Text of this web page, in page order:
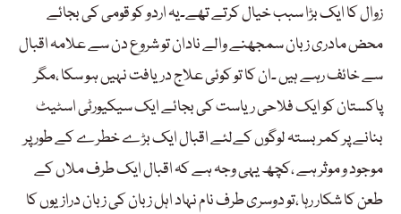
زوال کا ایک بڑا سبب خیال کرتے تھے۔یہ اردو کو قومی کی بجائے
محض مادری زبان سمجھنے والے نادان تو شروع دن سے علامہ اقبال
سے خائف رہے ہیں ۔ان کا تو کوئی علاج دریافت نہیں ہو سکا ،مگر
پاکستان کو ایک فلاحی ریاست کی بجائے ایک سیکیورٹی اسٹیٹ
بنانے پر کمربستہ لوگوں کےلئے اقبال ایک بڑے خطرے کے طور پر
موجود و موثر ہے ،کچھ یہی وجہ ہے کہ اقبال ایک طرف ملاں کے
طعن کا شکار رہا ،تو دوسری طرف نام نہاد اہل زبان کی زبان درازیوں کا